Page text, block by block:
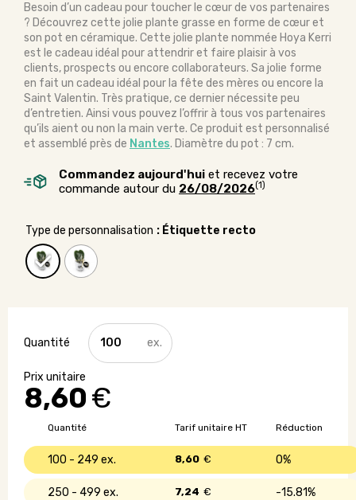
Besoin d’un cadeau pour toucher le cœur de vos partenaires
? Découvrez cette jolie plante grasse en forme de cœur et
son pot en céramique. Cette jolie plante nommée Hoya Kerri
est le cadeau idéal pour attendrir et faire plaisir à vos
clients, prospects ou encore collaborateurs. Sa jolie forme
en fait un cadeau idéal pour la fête des mères ou encore la
Saint Valentin. Très pratique, ce dernier nécessite peu
d’entretien. Ainsi vous pouvez l’offrir à tous vos partenaires
qu’ils aient ou non la main verte. Ce produit est personnalisé
et assemblé près de Nantes. Diamètre du pot : 7 cm.
Commandez aujourd'hui et recevez votre
commande autour du 26/08/2026(1)
Type de personnalisation : Étiquette recto
8,60€
quantité
de
Plante
personnalisée
de
cœur
Quantité Réduction
Tarif unitaire HT
100 - 249 0%
8,60 €
250 - 499 15.81%
7,24 €